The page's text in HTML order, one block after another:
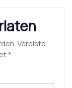
Vereiste
*